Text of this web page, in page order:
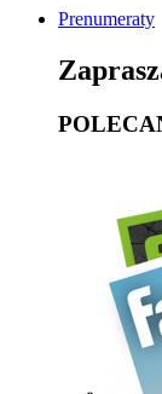
Prenumeraty